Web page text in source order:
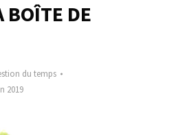
BOÎTE DE
du temps
2019